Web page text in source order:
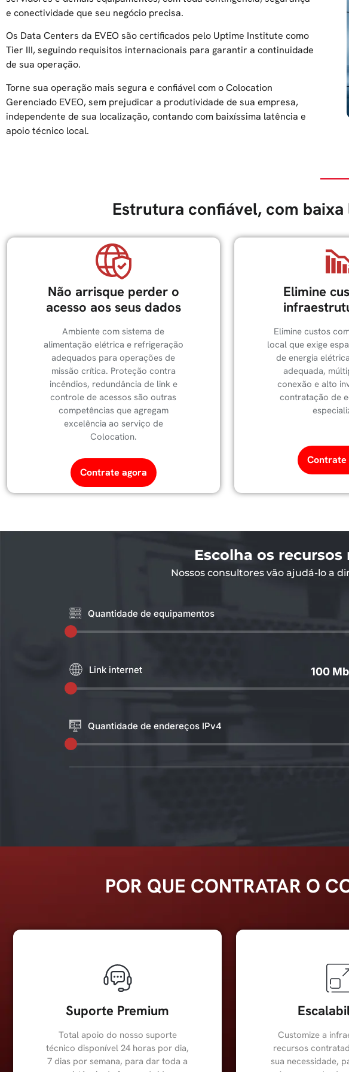
e conectividade que seu negócio precisa.
Os Data Centers da EVEO são certificados pelo Uptime Institute como
Tier III, seguindo requisitos internacionais para garantir a continuidade
de sua operação.
Torne sua operação mais segura e confiável com o Colocation
Gerenciado EVEO, sem prejudicar a produtividade de sua empresa,
independente de sua localização, contando com baixíssima latência e
apoio técnico local.
Estrutura confiável, com
Não arrisque perder o
acesso aos seus dados
Ambiente com sistema de
alimentação elétrica e refrigeração
adequados para operações de
missão crítica. Proteção contra
incêndios, redundância de link e
controle de acessos são outras
competências que agregam
excelência ao serviço de
Colocation.
Contrate agora
Elimine
Elimine custos
local que exige
de energia
adequada,
conexão e alto
contratação de
Contrate
Escolha os
Nossos consultores vão ajudá-lo a
Quantidade de equipamentos
Link internet 100
Quantidade de endereços IPv4
POR QUE CONTRATAR O
Suporte Premium
Total apoio do nosso suporte
técnico disponível 24 horas por dia,
7 dias por semana, para dar toda a
Customize a
recursos
sua necessidade,